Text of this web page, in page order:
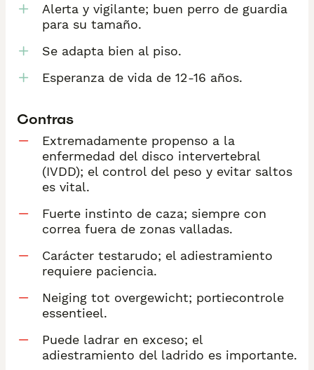
Alerta y vigilante; buen perro de guardia
para su tamaño.
Se adapta bien al piso.
Esperanza de vida de 12-16 años.
Contras
Extremadamente propenso a la
enfermedad del disco intervertebral
(IVDD); el control del peso y evitar saltos
es vital.
Fuerte instinto de caza; siempre con
correa fuera de zonas valladas.
Carácter testarudo; el adiestramiento
requiere paciencia.
Neiging tot overgewicht; portiecontrole
essentieel.
Puede ladrar en exceso; el
adiestramiento del ladrido es importante.